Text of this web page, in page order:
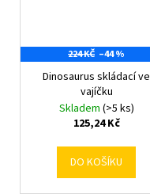
224 KČ –44 %
Dinosaurus skládací ve
vajíčku
Skladem (>5 ks)
125,24 Kč
DO KOŠÍKU